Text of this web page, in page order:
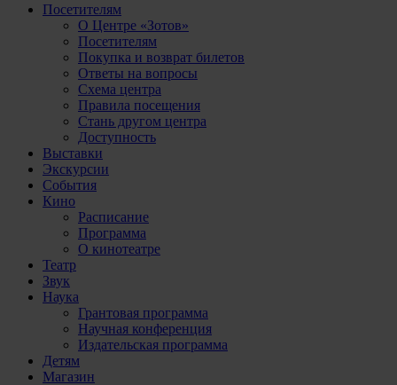
Посетителям
О Центре «Зотов»
Посетителям
Покупка и возврат билетов
Ответы на вопросы
Схема центра
Правила посещения
Стань другом центра
Доступность
Выставки
Экскурсии
События
Кино
Расписание
Программа
О кинотеатре
Театр
Звук
Наука
Грантовая программа
Научная конференция
Издательская программа
Детям
Магазин